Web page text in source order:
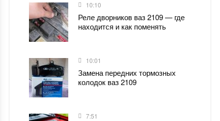
10:10
Реле дворников ваз 2109 — где
находится и как поменять
10:01
Замена передних тормозных
колодок ваз 2109
7:51